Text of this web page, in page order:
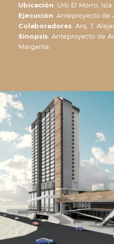
Ubicación: Urb El Morro,
Ejecución: Anteproyecto de
Colaboradores: Arq. T.
Sinopsis: Anteproyecto de
Margarita.